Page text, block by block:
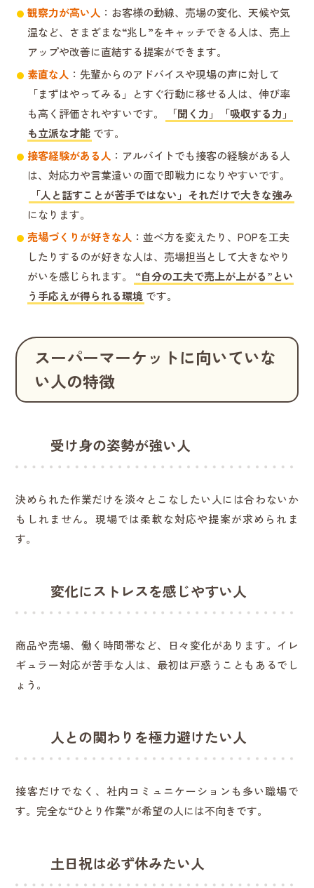
観察力が高い人 ：お客様の動線、売場の変化、天候や気
温など、さまざまな“兆し”をキャッチできる人は、売上
アップや改善に直結する提案ができます。
素直な人 ：先輩からのアドバイスや現場の声に対して
「まずはやってみる」とすぐ行動に移せる人は、伸び率
も高く評価されやすいです。
「聞く力」「吸収する力」
も立派な才能 です。
接客経験がある人 ：アルバイトでも接客の経験がある人
は、対応力や言葉遣いの面で即戦力になりやすいです。
「人と話すことが苦手ではない」それだけで大きな強み
になります。
売場づくりが好きな人 ：並べ方を変えたり、POPを工夫
したりするのが好きな人は、売場担当として大きなやり
がいを感じられます。
“自分の工夫で売上が上がる”とい
う手応えが得られる環境 です。
スーパーマーケットに向いていな
い人の特徴
受け身の姿勢が強い人
決められた作業だけを淡々とこなしたい人には合わないか
もしれません。現場では柔軟な対応や提案が求められま
す。
変化にストレスを感じやすい人
商品や売場、働く時間帯など、日々変化があります。イレ
ギュラー対応が苦手な人は、最初は戸惑うこともあるでし
ょう。
人との関わりを極力避けたい人
接客だけでなく、社内コミュニケーションも多い職場で
す。完全な“ひとり作業”が希望の人には不向きです。
土日祝は必ず休みたい人